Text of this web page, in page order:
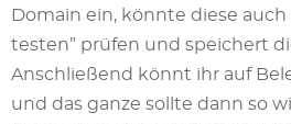
Domain ein, könnte diese auch
testen” prüfen und speichert
Anschließend könnt ihr auf
und das ganze sollte dann so